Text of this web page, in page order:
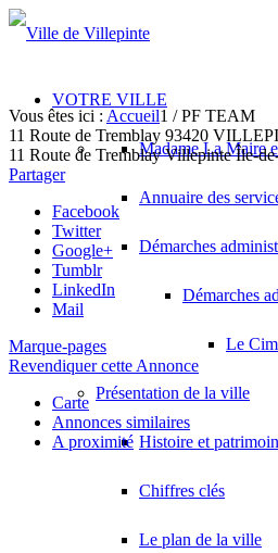
VOTRE VILLE
Madame La Maire
Annuaire des
Démarches
Démarches
Le
Présentation de la ville
Histoire et
Chiffres clés
Le plan de la ville
Vous êtes ici : Accueil1 / PF TEAM
11 Route de Tremblay 93420
11 Route de Tremblay Villepinte Île-
Partager
Facebook
Twitter
Google+
Tumblr
LinkedIn
Mail
Marque-pages
Revendiquer cette Annonce
Carte
Annonces similaires
A proximité